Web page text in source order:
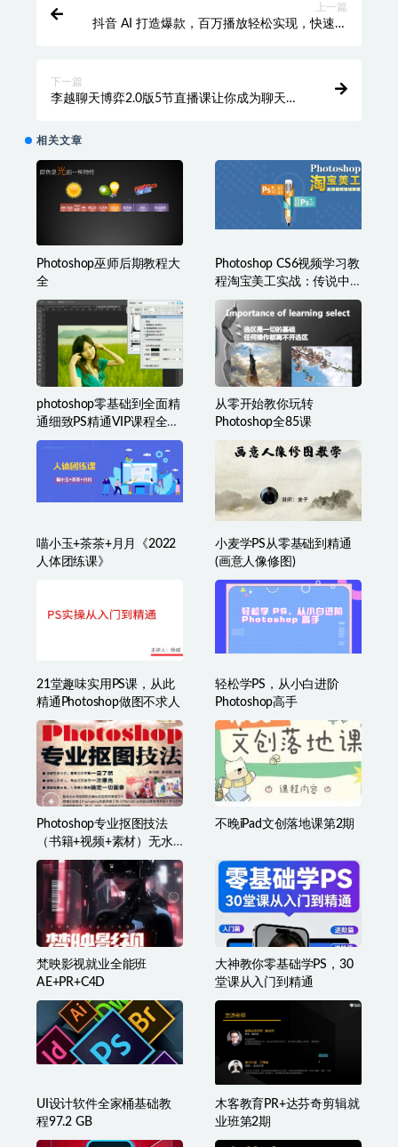
上一篇
抖音 AI 打造爆款，百万播放轻松实现，快速起
下一篇
李越聊天博弈2.0版5节直播课让你成为聊天高
相关文章
Photoshop巫师后期教程大
全
Photoshop CS6视频学习教
程淘宝美工实战：传说中
的苗老师全套教程
photoshop零基础到全面精
通细致PS精通VIP课程全
118集价值498元
从零开始教你玩转
Photoshop全85课
喵小玉+茶茶+月月《2022
人体团练课》
小麦学PS从零基础到精通
(画意人像修图)
21堂趣味实用PS课，从此
精通Photoshop做图不求人
轻松学PS，从小白进阶
Photoshop高手
Photoshop专业抠图技法
（书籍+视频+素材）无水
印版
不晚iPad文创落地课第2期
梵映影视就业全能班
AE+PR+C4D
大神教你零基础学PS，30
堂课从入门到精通
UI设计软件全家桶基础教
程97.2 GB
木客教育PR+达芬奇剪辑就
业班第2期